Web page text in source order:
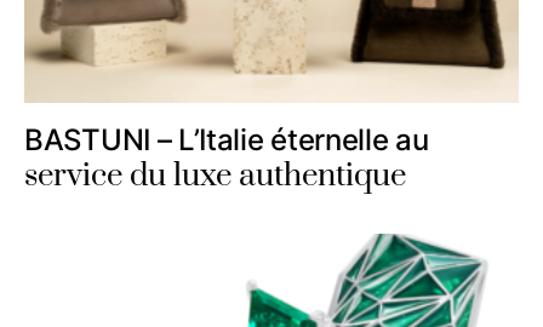
BASTUNI – L’Italie éternelle au
service du luxe authentique